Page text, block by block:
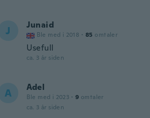
J Junaid
Ble med i 2018 · 85 omtaler
Usefull
ca. 3 år siden
A Adel
Ble med i 2023 · 9 omtaler
ca. 3 år siden